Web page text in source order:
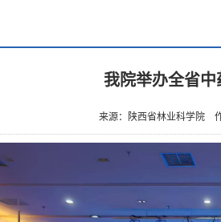
我院举办全省
来源：陕西省林业科学院